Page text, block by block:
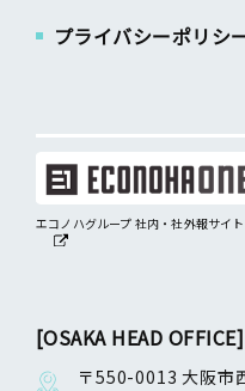
プライバシーポリシ
エコノハグループ 社内・社外報サイト
[OSAKA HEAD OFFICE]
〒550-0013 大阪市